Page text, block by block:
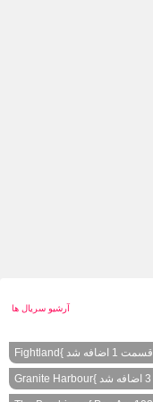
آرشیو سریال ها
Fightland
Granite Harbour